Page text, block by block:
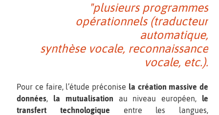
"plusieurs programmes
opérationnels (traducteur
automatique,
synthèse vocale, reconnaissance
vocale, etc.).
Pour ce faire, l’étude préconise la création massive de
données, la mutualisation au niveau européen, le
transfert technologique entre les langues,